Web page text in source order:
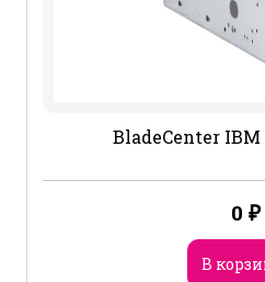
BladeCenter IBM
0 ₽
В